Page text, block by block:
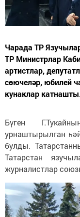
Чарада ТР
ТР Министрлар
артистлар,
сөючеләр, юбилей
кунаклар
Бүген
урнаштырылган
булды.
Татарстан
журналистлар